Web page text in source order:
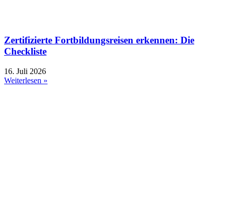
Zertifizierte Fortbildungsreisen erkennen: Die
Checkliste
16. Juli 2026
Weiterlesen »